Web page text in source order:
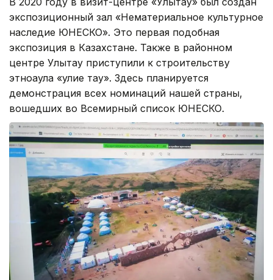
экспозиционный зал «Нематериальное культурное
наследие ЮНЕСКО». Это первая подобная
экспозиция в Казахстане. Также в районном
центре Улытау приступили к строительству
этноаула «Әулие тау». Здесь планируется
демонстрация всех номинаций нашей страны,
вошедших во Всемирный список ЮНЕСКО.